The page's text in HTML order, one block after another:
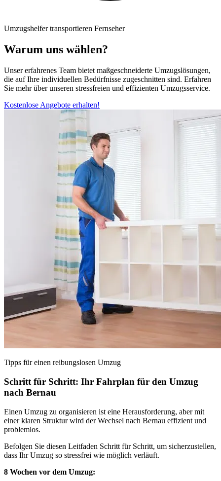
Umzugshelfer transportieren Fernseher
Warum uns wählen?
Unser erfahrenes Team bietet maßgeschneiderte Umzugslösungen,
die auf Ihre individuellen Bedürfnisse zugeschnitten sind. Erfahren
Sie mehr über unseren stressfreien und effizienten Umzugsservice.
Kostenlose Angebote erhalten!
Tipps für einen reibungslosen Umzug
Schritt für Schritt: Ihr Fahrplan für den Umzug
nach Bernau
Einen Umzug zu organisieren ist eine Herausforderung, aber mit
einer klaren Struktur wird der Wechsel nach Bernau effizient und
problemlos.
Befolgen Sie diesen Leitfaden Schritt für Schritt, um sicherzustellen,
dass Ihr Umzug so stressfrei wie möglich verläuft.
8 Wochen vor dem Umzug: